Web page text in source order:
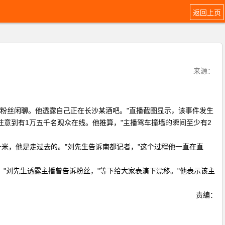
返回上页
来源：
闲聊。他透露自己正在长沙某酒吧。"直播截图显示，该事件发生
到有1万五千名观众在线。他推算，"主播驾车撞墙的瞬间至少有2
他是走过去的。"刘先生告诉南都记者，"这个过程他一直在直
先生透露主播曾告诉粉丝，"等下给大家表演下漂移。"他表示该主
责编：